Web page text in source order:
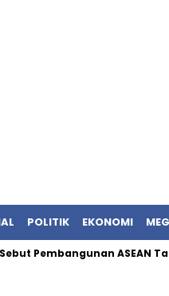
POLITIK EKONOMI
Pembangunan ASEAN